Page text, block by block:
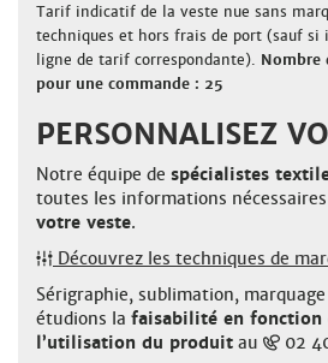
Tarif indicatif de la veste nue sans
techniques et hors frais de port (sauf si
ligne de tarif correspondante). Nombre
pour une commande : 25
PERSONNALISEZ
Notre équipe de spécialistes
toutes les informations
votre veste.
Découvrez les techniques de
Sérigraphie, sublimation,
étudions la faisabilité en fonction
l’utilisation du produit au 02